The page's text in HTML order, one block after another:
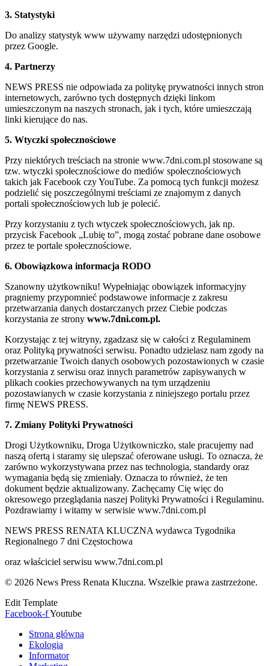
3. Statystyki
Do analizy statystyk www używamy narzędzi udostępnionych
przez Google.
4. Partnerzy
NEWS PRESS nie odpowiada za politykę prywatności innych stron
internetowych, zarówno tych dostępnych dzięki linkom
umieszczonym na naszych stronach, jak i tych, które umieszczają
linki kierujące do nas.
5. Wtyczki społecznościowe
Przy niektórych treściach na stronie www.7dni.com.pl stosowane są
tzw. wtyczki społecznościowe do mediów społecznościowych
takich jak Facebook czy YouTube. Za pomocą tych funkcji możesz
podzielić się poszczególnymi treściami ze znajomym z danych
portali społecznościowych lub je polecić.
Przy korzystaniu z tych wtyczek społecznościowych, jak np.
przycisk Facebook „Lubię to”, mogą zostać pobrane dane osobowe
przez te portale społecznościowe.
6. Obowiązkowa informacja RODO
Szanowny użytkowniku! Wypełniając obowiązek informacyjny
pragniemy przypomnieć podstawowe informacje z zakresu
przetwarzania danych dostarczanych przez Ciebie podczas
korzystania ze strony www.7dni.com.pl.
Korzystając z tej witryny, zgadzasz się w całości z Regulaminem
oraz Polityką prywatności serwisu. Ponadto udzielasz nam zgody na
przetwarzanie Twoich danych osobowych pozostawionych w czasie
korzystania z serwisu oraz innych parametrów zapisywanych w
plikach cookies przechowywanych na tym urządzeniu
pozostawianych w czasie korzystania z niniejszego portalu przez
firmę NEWS PRESS.
7. Zmiany Polityki Prywatności
Drogi Użytkowniku, Droga Użytkowniczko, stale pracujemy nad
naszą ofertą i staramy się ulepszać oferowane usługi. To oznacza, że
zarówno wykorzystywana przez nas technologia, standardy oraz
wymagania będą się zmieniały. Oznacza to również, że ten
dokument będzie aktualizowany. Zachęcamy Cię więc do
okresowego przeglądania naszej Polityki Prywatności i Regulaminu.
Pozdrawiamy i witamy w serwisie www.7dni.com.pl
NEWS PRESS RENATA KLUCZNA wydawca Tygodnika
Regionalnego 7 dni Częstochowa
oraz właściciel serwisu www.7dni.com.pl
© 2026 News Press Renata Kluczna. Wszelkie prawa zastrzeżone.
Edit Template
Facebook-fYoutube
Strona główna
Ekologia
Informator